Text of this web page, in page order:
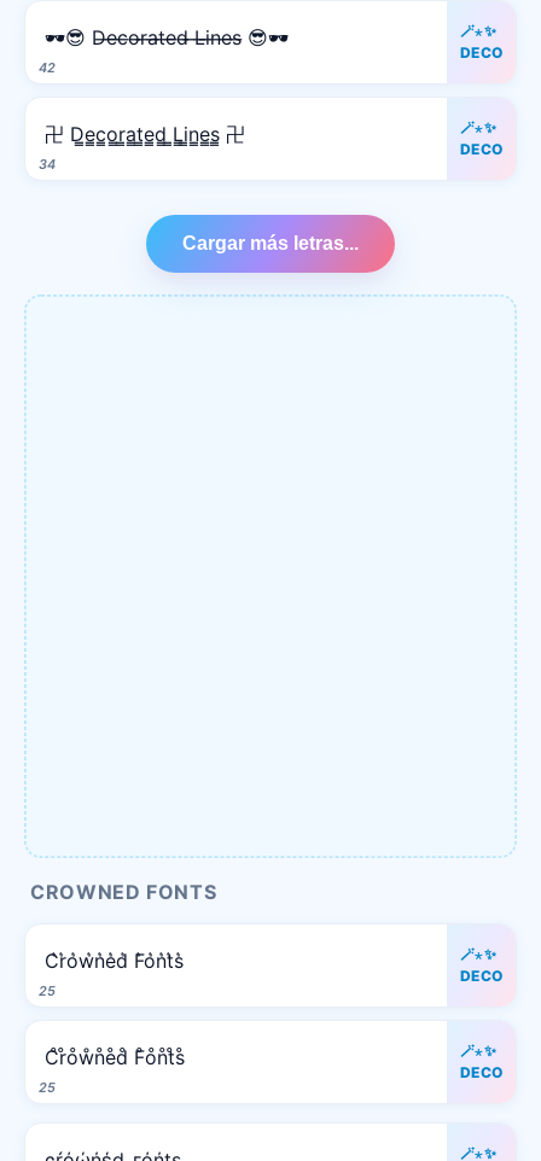
42
🕶️😎 D̶e̶c̶o̶r̶a̶t̶e̶d̶ ̶L̶i̶n̶e̶s̶ 😎🕶️
🪄⋆✨
DECO
34
卍 D̳e̳c̳o̳r̳a̳t̳e̳d̳ ̳L̳i̳n̳e̳s̳ 卍
🪄⋆✨
DECO
Cargar más letras...
CROWNED FONTS
25
C͛r͛o͛w͛n͛e͛d͛ F͛o͛n͛t͛s͛
🪄⋆✨
DECO
25
C̊r̊o̊ẘn̊e̊d̊ F̊o̊n̊t̊s̊
🪄⋆✨
DECO
🪄⋆✨